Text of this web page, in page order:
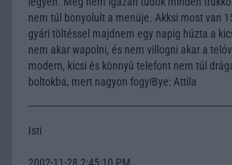
nem túl bonyolult a menüje. Akksi most van
gyári töltéssel majdnem egy napig húzta a
nem akar wapolni, és nem villogni akar a
modern, kicsi és könnyû telefont nem túl
boltokba, mert nagyon fogy!Bye: Attila
Isti
2002-11-28 2:45:10 PM